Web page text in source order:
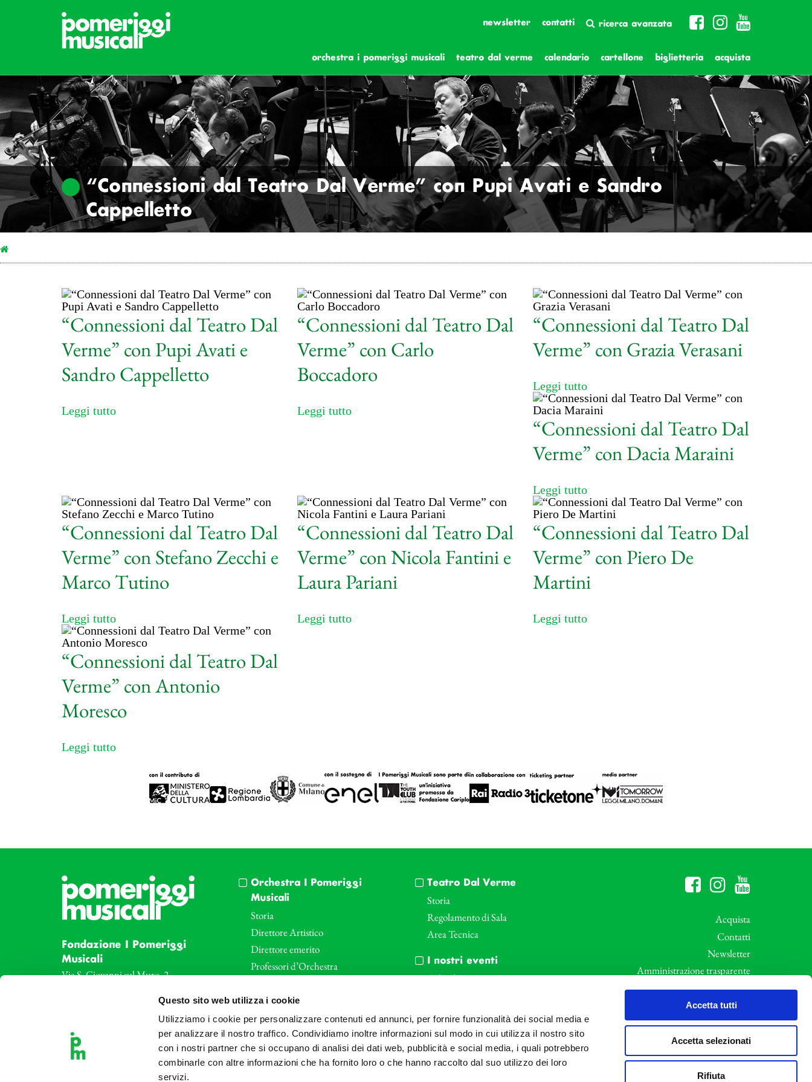
Questo sito web utilizza i cookie
Utilizziamo i cookie per personalizzare contenuti ed annunci, per fornire funzionalità dei social media e
per analizzare il nostro traffico. Condividiamo inoltre informazioni sul modo in cui utilizza il nostro sito
con i nostri partner che si occupano di analisi dei dati web, pubblicità e social media, i quali potrebbero
combinarle con altre informazioni che ha fornito loro o che hanno raccolto dal suo utilizzo dei loro
servizi.
Accetta tutti
Accetta selezionati
Rifiuta
newsletter contatti ricerca avanzata
orchestra i pomeriggi musicali teatro dal verme calendario cartellone biglietteria acquista
“Connessioni dal Teatro Dal Verme” con Pupi Avati e Sandro
Cappelletto
“Connessioni dal Teatro Dal
Verme” con Pupi Avati e
Sandro Cappelletto
Leggi tutto
“Connessioni dal Teatro Dal
Verme” con Carlo
Boccadoro
Leggi tutto
“Connessioni dal Teatro Dal
Verme” con Grazia Verasani
Leggi tutto
“Connessioni dal Teatro Dal
Verme” con Dacia Maraini
Leggi tutto
“Connessioni dal Teatro Dal
Verme” con Stefano Zecchi e
Marco Tutino
Leggi tutto
“Connessioni dal Teatro Dal
Verme” con Nicola Fantini e
Laura Pariani
Leggi tutto
“Connessioni dal Teatro Dal
Verme” con Piero De
Martini
Leggi tutto
“Connessioni dal Teatro Dal
Verme” con Antonio
Moresco
Leggi tutto
Fondazione I Pomeriggi
Musicali
Via S. Giovanni sul Muro, 2
Tel: +39 02 87905
Teatro Dal Verme
Via S. Giovanni sul Muro, 2
Orchestra I Pomeriggi
Musicali
Storia
Direttore Artistico
Direttore emerito
Professori d’Orchestra
Le sale
Art Bonus
Teatro Dal Verme
Storia
Regolamento di Sala
Area Tecnica
I nostri eventi
Calendario
Biglietteria
Archivio Fotografico
Acquista
Contatti
Newsletter
Amministrazione trasparente
Whistleblowing
Privacy e Cookie Policy
Informative Privacy
Area riservata
Credits